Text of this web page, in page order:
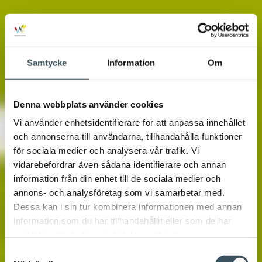
Samtycke Information Om
Denna webbplats använder cookies
Vi använder enhetsidentifierare för att anpassa innehållet
och annonserna till användarna, tillhandahålla funktioner
för sociala medier och analysera vår trafik. Vi
vidarebefordrar även sådana identifierare och annan
information från din enhet till de sociala medier och
annons- och analysföretag som vi samarbetar med.
Dessa kan i sin tur kombinera informationen med annan
information som du har tillhandahållit eller som de har